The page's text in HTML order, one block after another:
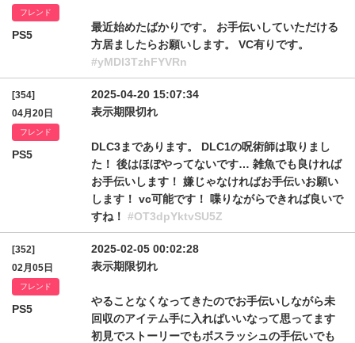
フレンド
PS5
最近始めたばかりです。 お手伝いしていただける
方居ましたらお願いします。 VC有りです。
#yMDl3TzhFYVRn
[354]
04月20日
フレンド
PS5
2025-04-20 15:07:34
表示期限切れ
DLC3まであります。 DLC1の呪術師は取りまし
た！ 後はほぼやってないです… 雑魚でも良ければ
お手伝いします！ 嫌じゃなければお手伝いお願い
します！ vc可能です！ 喋りながらできれば良いで
すね！ #OT3dpYktvSU5Z
[352]
02月05日
フレンド
PS5
2025-02-05 00:02:28
表示期限切れ
やることなくなってきたのでお手伝いしながら未
回収のアイテム手に入ればいいなって思ってます
初見でストーリーでもボスラッシュの手伝いでも